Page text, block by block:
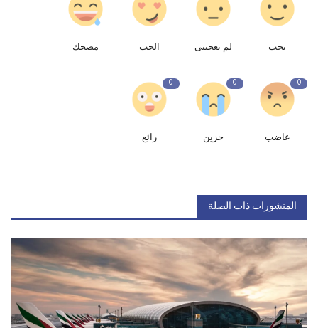
يحب لم يعجبنى الحب مضحك
0
غاضب
0
حزين
0
رائع
المنشورات ذات الصلة